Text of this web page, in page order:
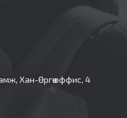
Хан-Өргөө оффис, 4